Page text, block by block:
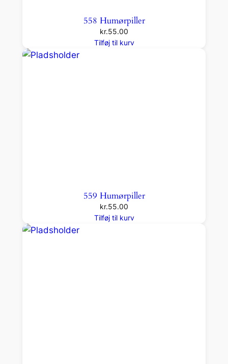
558 Humørpiller
kr.55.00
Tilføj til kurv
559 Humørpiller
kr.55.00
Tilføj til kurv